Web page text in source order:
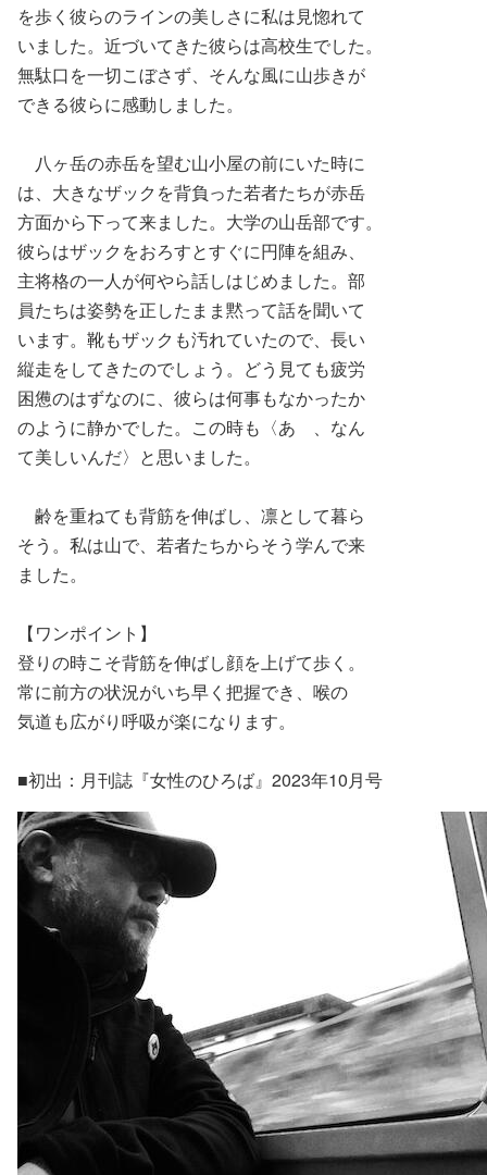
を歩く彼らのラインの美しさに私は見惚れて
いました。近づいてきた彼らは高校生でした。
無駄口を一切こぼさず、そんな風に山歩きが
できる彼らに感動しました。
八ヶ岳の赤岳を望む山小屋の前にいた時に
は、大きなザックを背負った若者たちが赤岳
方面から下って来ました。大学の山岳部です。
彼らはザックをおろすとすぐに円陣を組み、
主将格の一人が何やら話しはじめました。部
員たちは姿勢を正したまま黙って話を聞いて
います。靴もザックも汚れていたので、長い
縦走をしてきたのでしょう。どう見ても疲労
困憊のはずなのに、彼らは何事もなかったか
のように静かでした。この時も〈あゝ、なん
て美しいんだ〉と思いました。
齢を重ねても背筋を伸ばし、凛として暮ら
そう。私は山で、若者たちからそう学んで来
ました。
【ワンポイント】
登りの時こそ背筋を伸ばし顔を上げて歩く。
常に前方の状況がいち早く把握でき、喉の
気道も広がり呼吸が楽になります。
■初出：月刊誌『女性のひろば』2023年10月号